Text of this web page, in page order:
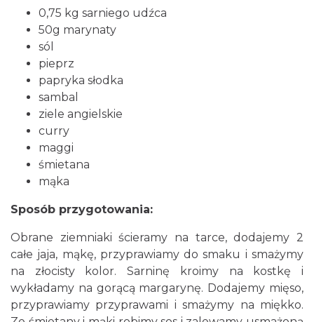
0,75 kg sarniego udźca
50g marynaty
sól
pieprz
papryka słodka
sambal
ziele angielskie
curry
maggi
śmietana
mąka
Sposób przygotowania:
Obrane ziemniaki ścieramy na tarce, dodajemy 2
całe jaja, mąkę, przyprawiamy do smaku i smażymy
na złocisty kolor. Sarninę kroimy na kostkę i
wykładamy na gorącą margarynę. Dodajemy mięso,
przyprawiamy przyprawami i smażymy na miękko.